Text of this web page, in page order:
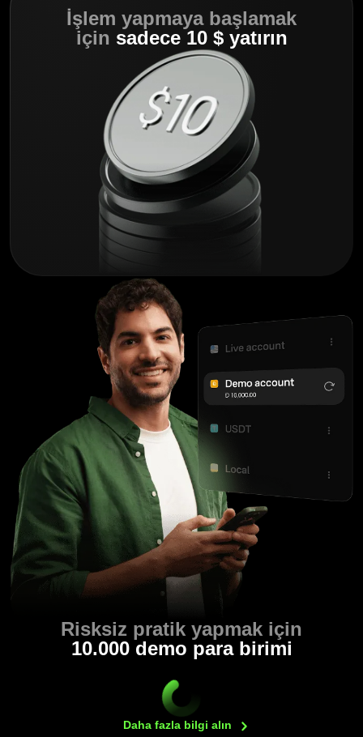
İşlem yapmaya başlamak
için sadece 10 $ yatırın
Risksiz pratik yapmak için
10.000 demo para birimi
Daha fazla bilgi alın